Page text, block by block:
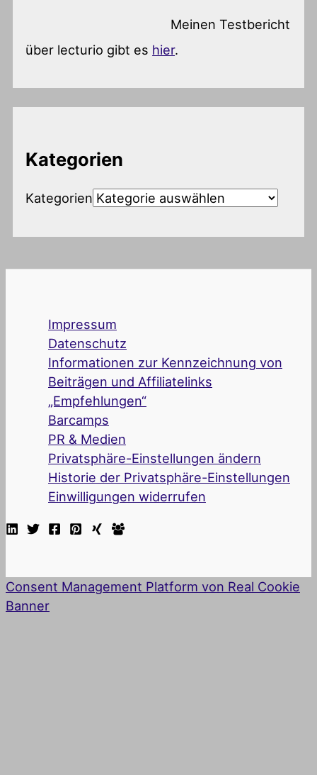
Meinen Testbericht
über lecturio gibt es hier.
Kategorien
Kategorien
Impressum
Datenschutz
Informationen zur Kennzeichnung von
Beiträgen und Affiliatelinks
„Empfehlungen“
Barcamps
PR & Medien
Privatsphäre-Einstellungen ändern
Historie der Privatsphäre-Einstellungen
Einwilligungen widerrufen
Consent Management Platform von Real Cookie
Banner